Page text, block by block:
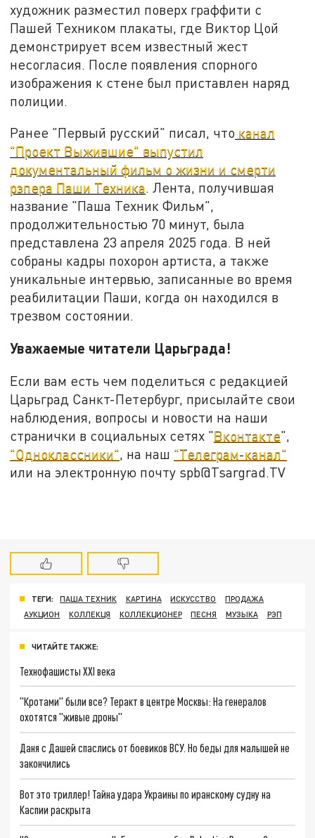
художник разместил поверх граффити с
Пашей Техником плакаты, где Виктор Цой
демонстрирует всем известный жест
несогласия. После появления спорного
изображения к стене был приставлен наряд
полиции.
Ранее "Первый русский" писал, что канал
"Проект Выжившие" выпустил
документальный фильм о жизни и смерти
рэпера Паши Техника. Лента, получившая
название "Паша Техник Фильм",
продолжительностью 70 минут, была
представлена 23 апреля 2025 года. В ней
собраны кадры похорон артиста, а также
уникальные интервью, записанные во время
реабилитации Паши, когда он находился в
трезвом состоянии.
Уважаемые читатели Царьграда!
Если вам есть чем поделиться с редакцией
Царьград Санкт-Петербург, присылайте свои
наблюдения, вопросы и новости на наши
странички в социальных сетях "Вконтакте",
"Одноклассники" , на наш "Телеграм-канал"
или на электронную почту spb@Tsargrad.TV
ТЕГИ: ПАША ТЕХНИК КАРТИНА ИСКУССТВО
ПРОДАЖА
АУКЦИОН
КОЛЛЕКЦЯ КОЛЛЕКЦИОНЕР ПЕСНЯ МУЗЫКА РЭП
ЧИТАЙТЕ ТАКЖЕ:
Технофашисты XXI века
"Кротами" были все? Теракт в центре Москвы: На генералов
охотятся "живые дроны"
Даня с Дашей спаслись от боевиков ВСУ. Но беды для малышей не
закончились
Вот это триллер! Тайна удара Украины по иранскому судну на
Каспии раскрыта